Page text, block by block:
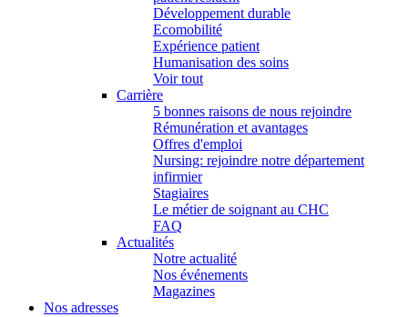
Développement durable
Ecomobilité
Expérience patient
Humanisation des soins
Voir tout
Carrière
5 bonnes raisons de nous rejoindre
Rémunération et avantages
Offres d'emploi
Nursing: rejoindre notre département
infirmier
Stagiaires
Le métier de soignant au CHC
FAQ
Actualités
Notre actualité
Nos événements
Magazines
Nos adresses